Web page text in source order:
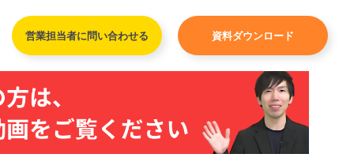
営業担当者に問い合わせる 資料ダウンロード